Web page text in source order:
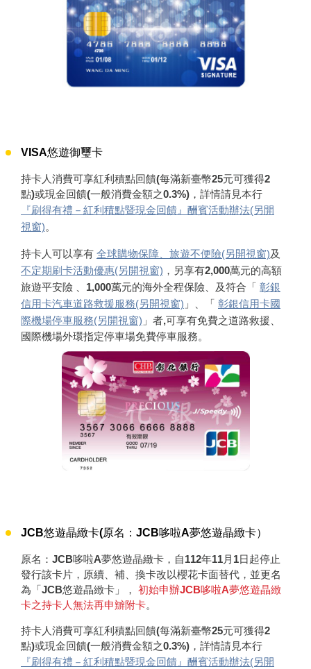
VISA悠遊御璽卡
持卡人消費可享紅利積點回饋(每滿新臺幣25元可獲得2
點)或現金回饋(一般消費金額之0.3%)，詳情請見本行
『刷得有禮－紅利積點暨現金回饋』酬賓活動辦法(另開
視窗)。
持卡人可以享有 全球購物保障、旅遊不便險(另開視窗)及
不定期刷卡活動優惠(另開視窗) ，另享有2,000萬元的高額
旅遊平安險 、1,000萬元的海外全程保險、及符合「 彰銀
信用卡汽車道路救援服務(另開視窗) 」、「 彰銀信用卡國
際機場停車服務(另開視窗) 」者,可享有免費之道路救援、
國際機場外環指定停車場免費停車服務。
JCB悠遊晶緻卡(原名：JCB哆啦A夢悠遊晶緻卡）
原名：JCB哆啦A夢悠遊晶緻卡，自112年11月1日起停止
發行該卡片，原續、補、換卡改以櫻花卡面替代，並更名
為「JCB悠遊晶緻卡」， 初始申辦JCB哆啦A夢悠遊晶緻
卡之持卡人無法再申辧附卡。
持卡人消費可享紅利積點回饋(每滿新臺幣25元可獲得2
點)或現金回饋(一般消費金額之0.3%)，詳情請見本行
『刷得有禮－紅利積點暨現金回饋』酬賓活動辦法(另開